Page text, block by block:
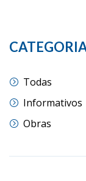
Todas
Informativos
Obras